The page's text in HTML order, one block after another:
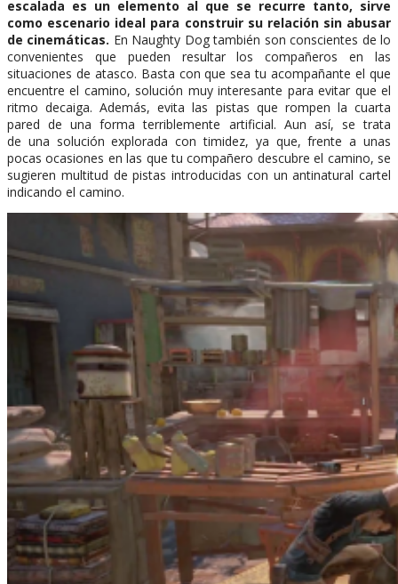
escalada es un elemento al que se recurre tanto, sirve
como escenario ideal para construir su relación sin abusar
de cinemáticas. En Naughty Dog también son conscientes de lo
convenientes que pueden resultar los compañeros en las
situaciones de atasco. Basta con que sea tu acompañante el que
encuentre el camino, solución muy interesante para evitar que el
ritmo decaiga. Además, evita las pistas que rompen la cuarta
pared de una forma terriblemente artificial. Aun así, se trata
de una solución explorada con timidez, ya que, frente a unas
pocas ocasiones en las que tu compañero descubre el camino, se
sugieren multitud de pistas introducidas con un antinatural cartel
indicando el camino.